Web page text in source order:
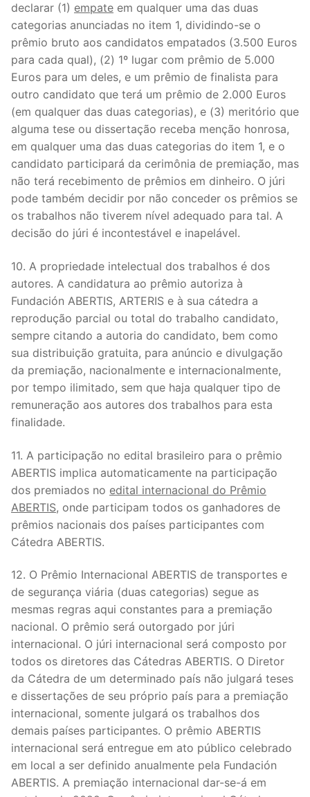
declarar (1) empate em qualquer uma das duas
categorias anunciadas no item 1, dividindo-se o
prêmio bruto aos candidatos empatados (3.500 Euros
para cada qual), (2) 1º lugar com prêmio de 5.000
Euros para um deles, e um prêmio de finalista para
outro candidato que terá um prêmio de 2.000 Euros
(em qualquer das duas categorias), e (3) meritório que
alguma tese ou dissertação receba menção honrosa,
em qualquer uma das duas categorias do item 1, e o
candidato participará da cerimônia de premiação, mas
não terá recebimento de prêmios em dinheiro. O júri
pode também decidir por não conceder os prêmios se
os trabalhos não tiverem nível adequado para tal. A
decisão do júri é incontestável e inapelável.
10. A propriedade intelectual dos trabalhos é dos
autores. A candidatura ao prêmio autoriza à
Fundación ABERTIS, ARTERIS e à sua cátedra a
reprodução parcial ou total do trabalho candidato,
sempre citando a autoria do candidato, bem como
sua distribuição gratuita, para anúncio e divulgação
da premiação, nacionalmente e internacionalmente,
por tempo ilimitado, sem que haja qualquer tipo de
remuneração aos autores dos trabalhos para esta
finalidade.
11. A participação no edital brasileiro para o prêmio
ABERTIS implica automaticamente na participação
dos premiados no edital internacional do Prêmio
ABERTIS, onde participam todos os ganhadores de
prêmios nacionais dos países participantes com
Cátedra ABERTIS.
12. O Prêmio Internacional ABERTIS de transportes e
de segurança viária (duas categorias) segue as
mesmas regras aqui constantes para a premiação
nacional. O prêmio será outorgado por júri
internacional. O júri internacional será composto por
todos os diretores das Cátedras ABERTIS. O Diretor
da Cátedra de um determinado país não julgará teses
e dissertações de seu próprio país para a premiação
internacional, somente julgará os trabalhos dos
demais países participantes. O prêmio ABERTIS
internacional será entregue em ato público celebrado
em local a ser definido anualmente pela Fundación
ABERTIS. A premiação internacional dar-se-á em